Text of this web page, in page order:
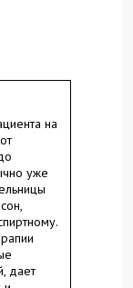
на
уже
дает